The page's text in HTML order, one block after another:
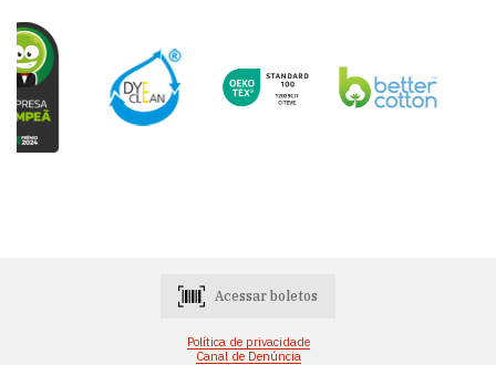
Acessar boletos
Política de privacidade
Canal de Denúncia